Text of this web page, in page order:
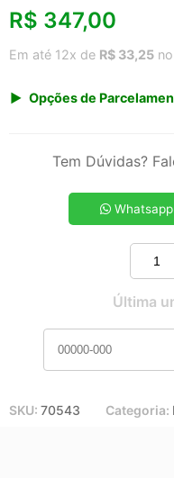
R$ 347,00
Em até 12x de R$ 33,25
Opções de
2x de R$ 185,99
4x de R$ 94,34
5x de R$ 75,99
10x de R$ 39,32
11x de R$ 36,12
Tem Dúvidas?
Whatsapp
Última
SKU: 70543 Categoria: